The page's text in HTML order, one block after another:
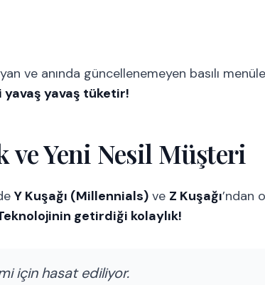
ve anında güncellenemeyen basılı
yavaş yavaş tüketir!
Yeni Nesil Müşteri
Y Kuşağı (Millennials) ve Z Kuşağı’ndan
getirdiği kolaylık!
için hasat ediliyor.